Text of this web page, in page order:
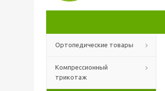
Ортопедические товары
Компрессионный
трикотаж